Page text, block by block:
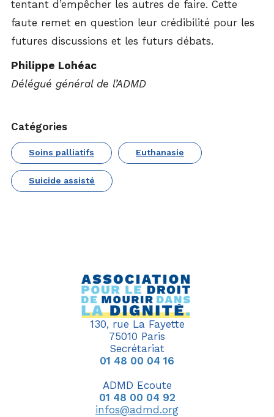
tentant d’empêcher les autres de faire. Cette
faute remet en question leur crédibilité pour les
futures discussions et les futurs débats.
Philippe Lohéac
Délégué général de l’ADMD
Catégories
Soins palliatifs Euthanasie
Suicide assisté
130, rue La Fayette
75010 Paris
Secrétariat
01 48 00 04 16
ADMD Ecoute
01 48 00 04 92
infos@admd.org